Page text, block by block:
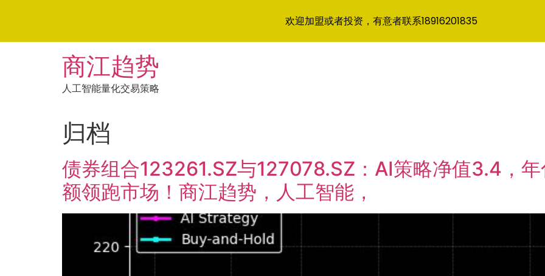
商江趋势
人工智能量化交易策略
归档
债券组合123261.SZ与127078.SZ：AI策略净值3.4，
额领跑市场！商江趋势，人工智能，
欢迎加盟或者投资，有意者联系18916201835